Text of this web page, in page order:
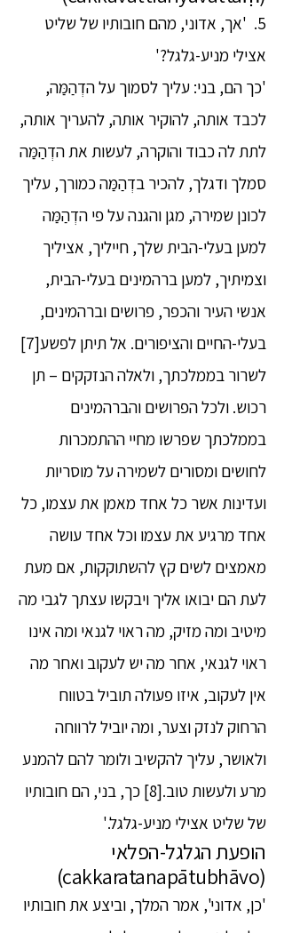
5. 'אך, אדוני, מהם חובותיו של שליט
אצילי מניע-גלגל?'
'כך הם, בני: עליך לסמוך על הדְהַמַּה,
לכבד אותה, להוקיר אותה, להעריך אותה,
לתת לה כבוד והוקרה, לעשות את הדְהַמַּה
סמלך ודגלך, להכיר בדְהַמַּה כמורך, עליך
לכונן שמירה, מגן והגנה על פי הדְהַמַּה
למען בעלי-הבית שלך, חייליך, אציליך
וצמיתיך, למען ברהמינים בעלי-הבית,
אנשי העיר והכפר, פרושים וברהמינים,
בעלי-החיים והציפורים. אל תיתן לפשע[7]
לשרור בממלכתך, ולאלה הנזקקים – תן
רכוש. ולכל הפרושים והברהמינים
בממלכתך שפרשו מחיי ההתמכרות
לחושים ומסורים לשמירה על מוסריות
ועדינות אשר כל אחד מאמן את עצמו, כל
אחד מרגיע את עצמו וכל אחד עושה
מאמצים לשים קץ להשתוקקות, אם מעת
לעת הם יבואו אליך ויבקשו עצתך לגבי מה
מיטיב ומה מזיק, מה ראוי לגנאי ומה אינו
ראוי לגנאי, אחר מה יש לעקוב ואחר מה
אין לעקוב, איזו פעולה תוביל בטווח
הרחוק לנזק וצער, ומה יוביל לרווחה
ולאושר, עליך להקשיב ולומר להם להמנע
מרע ולעשות טוב.[8] כך, בני, הם חובותיו
של שליט אצילי מניע-גלגל.'
הופעת הגלגל-הפלאי
(cakkaratanapātubhāvo)
'כן, אדוני', אמר המלך, וביצע את חובותיו